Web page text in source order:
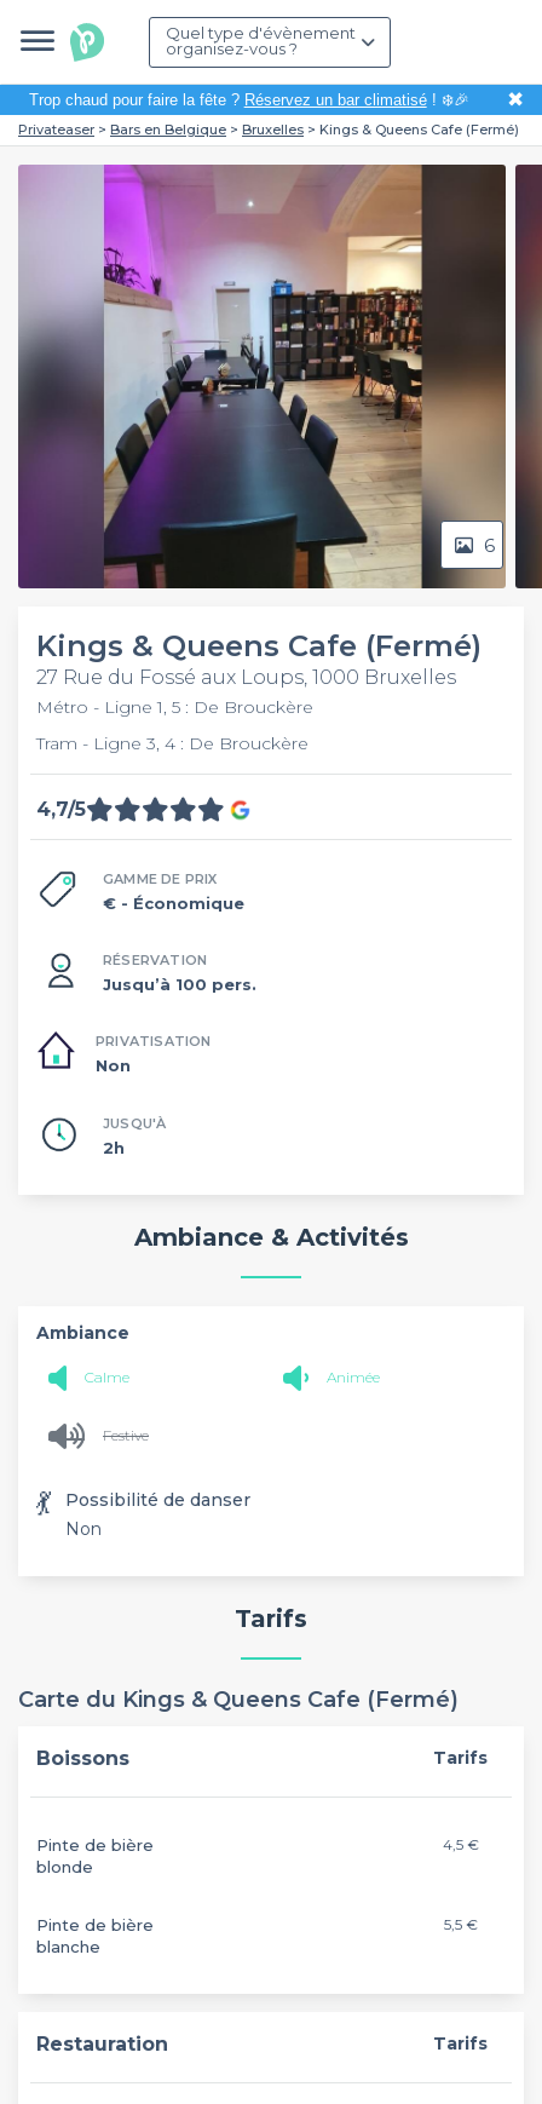
Quel type d'évènement
organisez-vous ?
Trop chaud pour faire la fête ? Réservez un bar climatisé! ❄️🎉 ✖
Privateaser Bars en Belgique Bruxelles Kings & Queens Cafe (Fermé)
6
Kings & Queens Cafe (Fermé)
27 Rue du Fossé aux Loups, 1000 Bruxelles
Métro - Ligne 1, 5 : De Brouckère
Tram - Ligne 3, 4 : De Brouckère
4,7/5
GAMME DE PRIX
€ - Économique
RÉSERVATION
Jusqu’à 100 pers.
PRIVATISATION
Non
JUSQU'À
2h
Ambiance & Activités
Ambiance
Calme Animée
Festive
💃
Possibilité de danser
Non
Tarifs
Carte du Kings & Queens Cafe (Fermé)
Boissons Tarifs
Pinte de bière
blonde
4,5 €
Pinte de bière
blanche
5,5 €
Restauration Tarifs